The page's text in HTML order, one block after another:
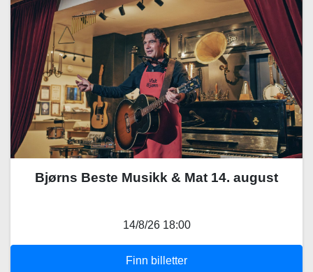
Bjørns Beste Musikk & Mat 14. august
14/8/26 18:00
Finn billetter